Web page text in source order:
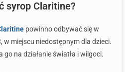
syrop Claritine?
powinno odbywać się w
w miejscu niedostępnym dla dzieci.
na działanie światła i wilgoci.